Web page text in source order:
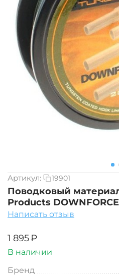
Артикул: 19901
Поводковый
Products
Написать отзыв
‍1 895‍₽
В наличии
Бренд